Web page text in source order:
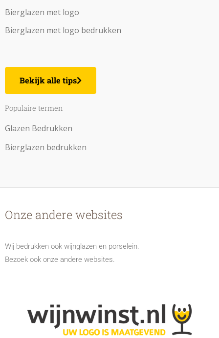
Bierglazen met logo
Bierglazen met logo bedrukken
Bekijk alle tips
Populaire termen
Glazen Bedrukken
Bierglazen bedrukken
Onze andere websites
Wij bedrukken ook wijnglazen en porselein.
Bezoek ook onze andere websites.